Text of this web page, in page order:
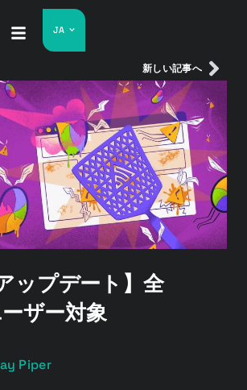
JA
新しい記事へ
ップデート】全
ザー対象
Piper